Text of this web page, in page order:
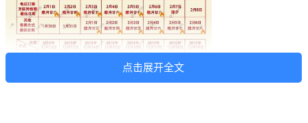
点击展开全文